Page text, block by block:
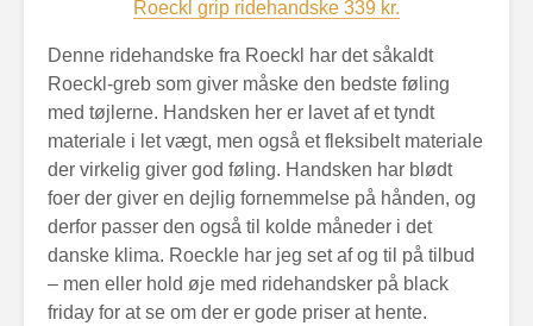
Roeckl grip ridehandske 339 kr.
Denne ridehandske fra Roeckl har det såkaldt
Roeckl-greb som giver måske den bedste føling
med tøjlerne. Handsken her er lavet af et tyndt
materiale i let vægt, men også et fleksibelt materiale
der virkelig giver god føling. Handsken har blødt
foer der giver en dejlig fornemmelse på hånden, og
derfor passer den også til kolde måneder i det
danske klima. Roeckle har jeg set af og til på tilbud
– men eller hold øje med ridehandsker på black
friday for at se om der er gode priser at hente.